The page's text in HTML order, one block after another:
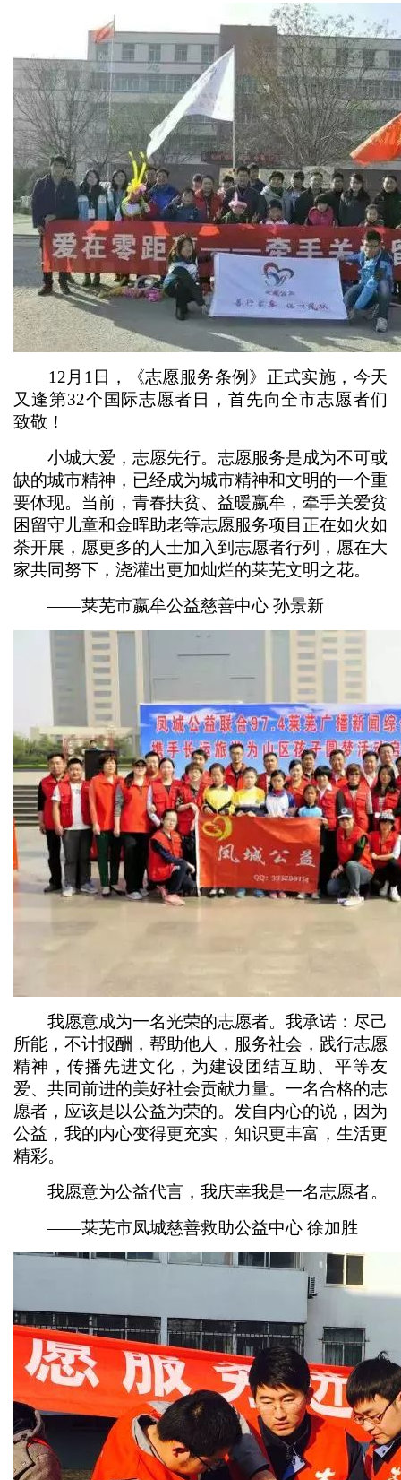
12月1日，《志愿服务条例》正式实施，今天
又逢第32个国际志愿者日，首先向全市志愿者们
致敬！
小城大爱，志愿先行。志愿服务是成为不可或
缺的城市精神，已经成为城市精神和文明的一个重
要体现。当前，青春扶贫、益暖嬴牟，牵手关爱贫
困留守儿童和金晖助老等志愿服务项目正在如火如
荼开展，愿更多的人士加入到志愿者行列，愿在大
家共同努下，浇灌出更加灿烂的莱芜文明之花。
——莱芜市嬴牟公益慈善中心 孙景新
我愿意成为一名光荣的志愿者。我承诺：尽己
所能，不计报酬，帮助他人，服务社会，践行志愿
精神，传播先进文化，为建设团结互助、平等友
爱、共同前进的美好社会贡献力量。一名合格的志
愿者，应该是以公益为荣的。发自内心的说，因为
公益，我的内心变得更充实，知识更丰富，生活更
精彩。
我愿意为公益代言，我庆幸我是一名志愿者。
——莱芜市凤城慈善救助公益中心 徐加胜